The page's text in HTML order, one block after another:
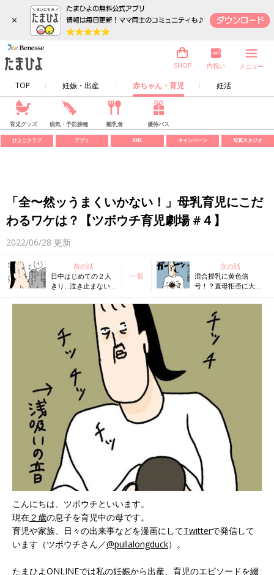
×
TOP 妊娠・出産 赤ちゃん・育児 妊活
SHOP 内祝い メニュー
育児グッズ 病気・予防接種 離乳食 優待パス
ひよこクラブ アプリ SNS キャンペーン 写真スタジオ
「全〜然ッうまくいかない！」母乳育児にこだ
わるワケは？【ツボウチ育児劇場 #４】
2022/06/28 更新
前の話
日中はじめての２人
きり…泣き止まない
ウチ育児劇場 #３】
一覧
次の話
混合授乳に黄色信
号！？直母拒否に大シ
児劇場 #５】
こんにちは、ツボウチといいます。
現在２歳の息子を育児中の母です。
育児や家族、日々の出来事などを漫画にしてTwitterで発信して
います（ツボウチさん／@pullalongduck）。
たまひよONLINEでは私の妊娠から出産、育児のエピソードを綴